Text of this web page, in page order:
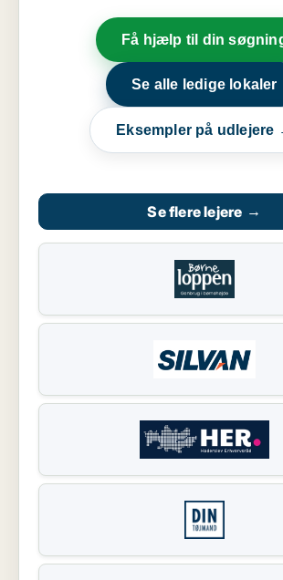
Få hjælp til din
Se alle ledige lokaler
Eksempler på udlejere
Se flere lejere →